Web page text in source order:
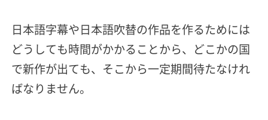
日本語字幕や日本語吹替の作品を作るためには
どうしても時間がかかることから、どこかの国
で新作が出ても、そこから一定期間待たなけれ
ばなりません。